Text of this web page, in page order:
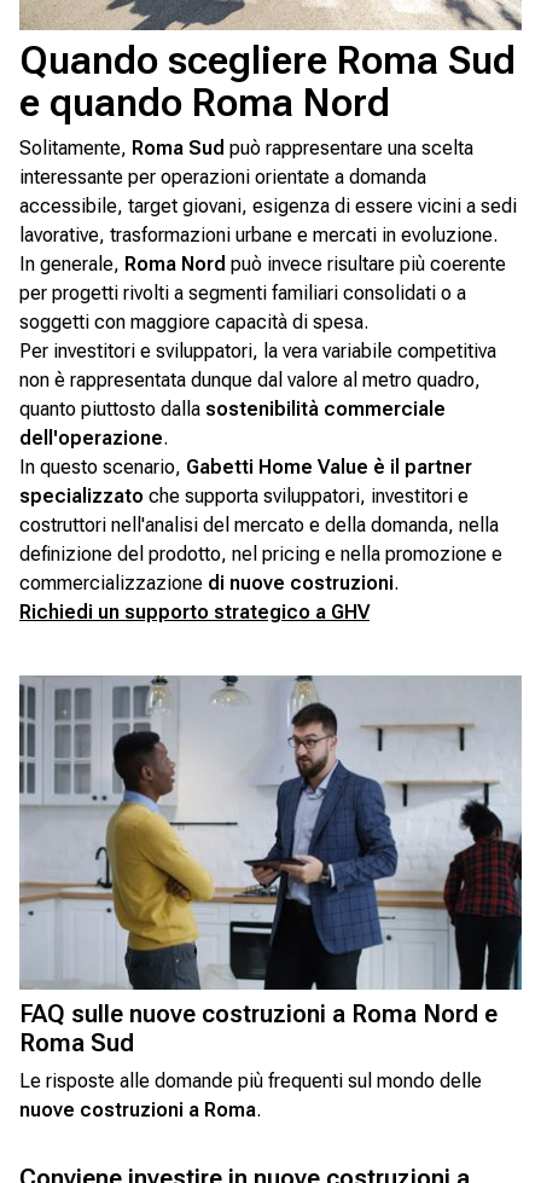
Quando scegliere Roma Sud
e quando Roma Nord
Solitamente, Roma Sud può rappresentare una scelta
interessante per operazioni orientate a domanda
accessibile, target giovani, esigenza di essere vicini a sedi
lavorative, trasformazioni urbane e mercati in evoluzione.
In generale, Roma Nord può invece risultare più coerente
per progetti rivolti a segmenti familiari consolidati o a
soggetti con maggiore capacità di spesa.
Per investitori e sviluppatori, la vera variabile competitiva
non è rappresentata dunque dal valore al metro quadro,
quanto piuttosto dalla sostenibilità commerciale
dell'operazione.
In questo scenario, Gabetti Home Value è il partner
specializzato che supporta sviluppatori, investitori e
costruttori nell'analisi del mercato e della domanda, nella
definizione del prodotto, nel pricing e nella promozione e
commercializzazione di nuove costruzioni.
Richiedi un supporto strategico a GHV
FAQ sulle nuove costruzioni a Roma Nord e
Roma Sud
Le risposte alle domande più frequenti sul mondo delle
nuove costruzioni a Roma.